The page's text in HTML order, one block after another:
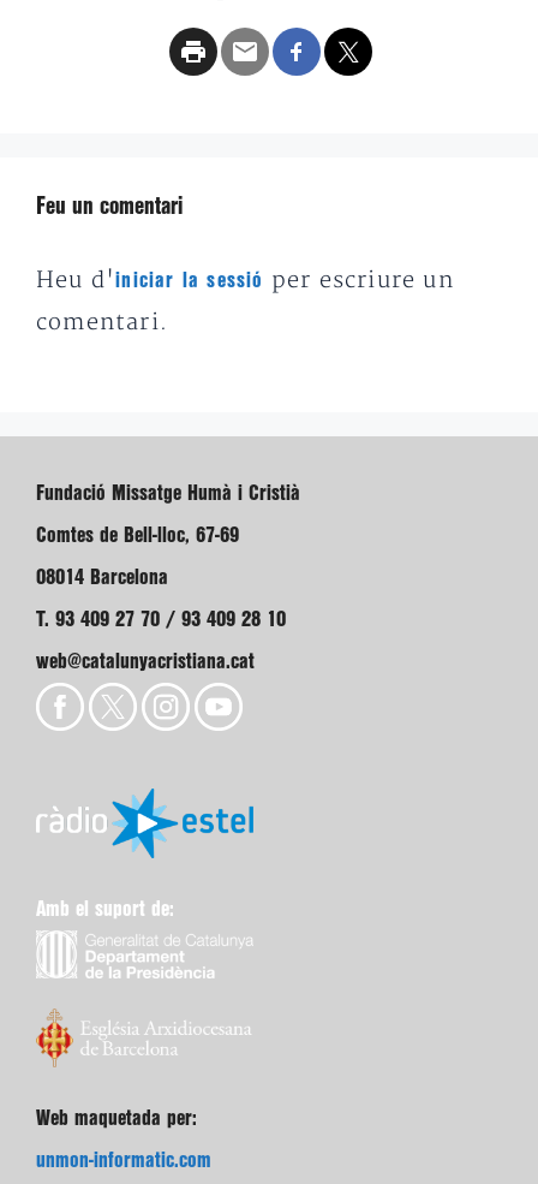
Feu un comentari
Heu d'iniciar la sessió
per escriure un
comentari.
Fundació Missatge Humà i Cristià
Comtes de Bell-lloc, 67-69
08014 Barcelona
T. 93 409 27 70 / 93 409 28 10
web@catalunyacristiana.cat
Amb el suport de:
Web maquetada per:
unmon-informatic.com